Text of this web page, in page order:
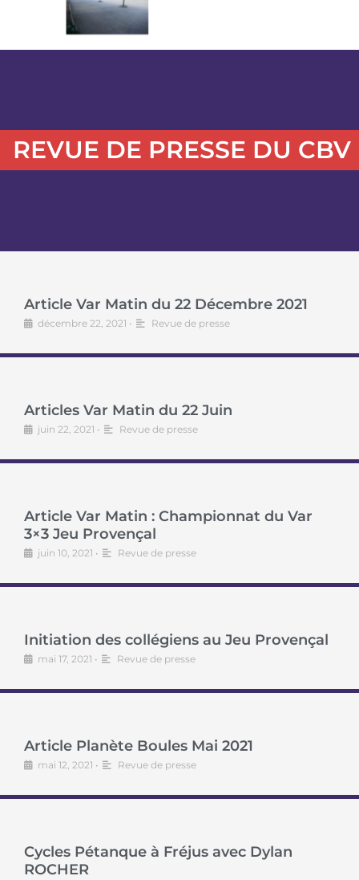
REVUE DE PRESSE DU CBV
Article Var Matin du 22 Décembre 2021
décembre 22, 2021 • Revue de presse
Articles Var Matin du 22 Juin
juin 22, 2021 • Revue de presse
Article Var Matin : Championnat du Var
3×3 Jeu Provençal
juin 10, 2021 • Revue de presse
Initiation des collégiens au Jeu Provençal
mai 17, 2021 • Revue de presse
Article Planète Boules Mai 2021
mai 12, 2021 • Revue de presse
Cycles Pétanque à Fréjus avec Dylan
ROCHER